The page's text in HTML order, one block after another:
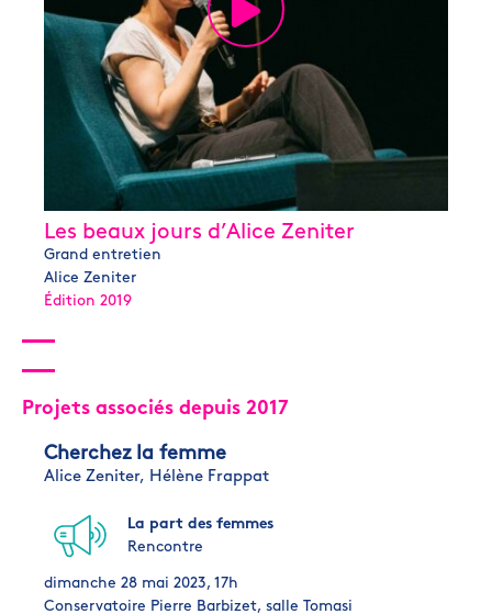
Les beaux jours d’Alice Zeniter
Grand entretien
Alice Zeniter
Édition 2019
Projets associés depuis 2017
Cherchez la femme
Alice Zeniter, Hélène Frappat
La part des femmes
Rencontre
dimanche 28 mai 2023, 17h
Conservatoire Pierre Barbizet, salle Tomasi